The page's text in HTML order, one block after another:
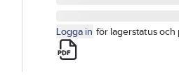
Logga in för lagerstatus och